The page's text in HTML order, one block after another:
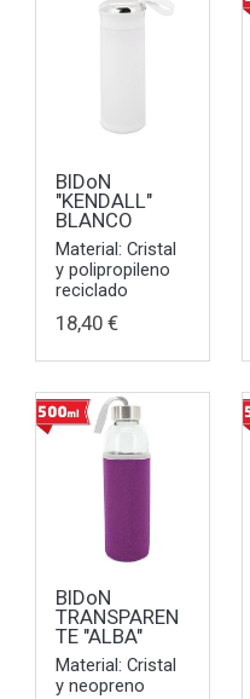
BIDoN
"KENDALL"
BLANCO
Material: Cristal
y polipropileno
reciclado
18,40 €
BIDoN
TRANSPAREN
TE "ALBA"
Material: Cristal
y neopreno